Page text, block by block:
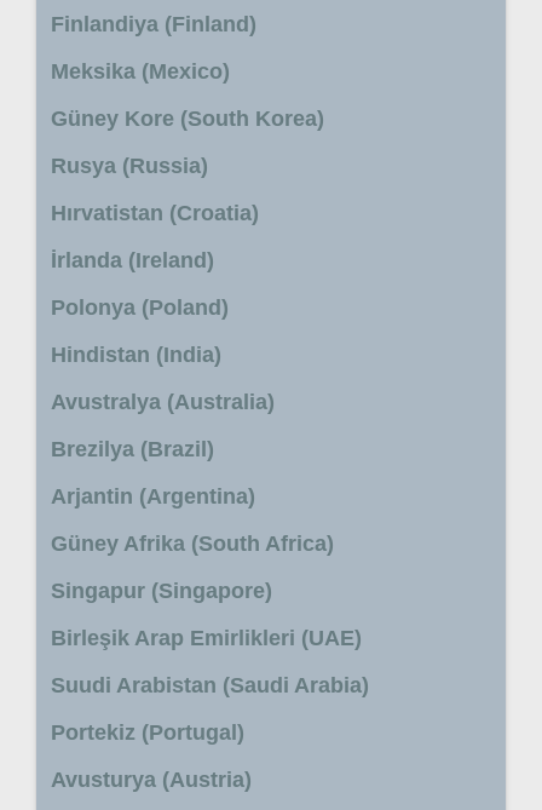
Finlandiya (Finland)
Meksika (Mexico)
Güney Kore (South Korea)
Rusya (Russia)
Hırvatistan (Croatia)
İrlanda (Ireland)
Polonya (Poland)
Hindistan (India)
Avustralya (Australia)
Brezilya (Brazil)
Arjantin (Argentina)
Güney Afrika (South Africa)
Singapur (Singapore)
Birleşik Arap Emirlikleri (UAE)
Suudi Arabistan (Saudi Arabia)
Portekiz (Portugal)
Avusturya (Austria)